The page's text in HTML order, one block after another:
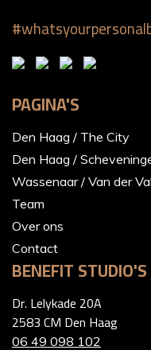
PAGINA'S
Den Haag / The City
Den Haag /
Wassenaar / Van der
Team
Over ons
Contact
BENEFIT STUDIO'S
Dr. Lelykade 20A
2583 CM Den Haag
06 49 098 102